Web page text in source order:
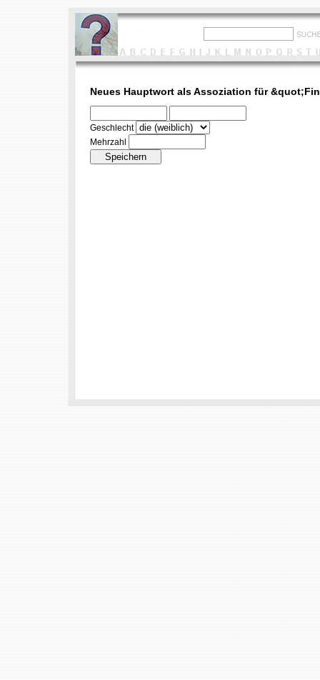
Neues Hauptwort als Assoziation für
Geschlecht
Mehrzahl